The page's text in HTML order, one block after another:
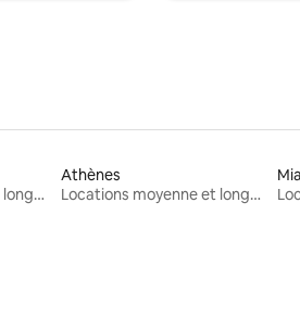
Locations moyenne et longue durée
Athènes
Locations moyenne et longue durée